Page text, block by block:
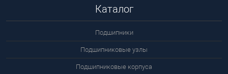
Каталог
Подшипники
Подшипниковые узлы
Подшипниковые корпуса